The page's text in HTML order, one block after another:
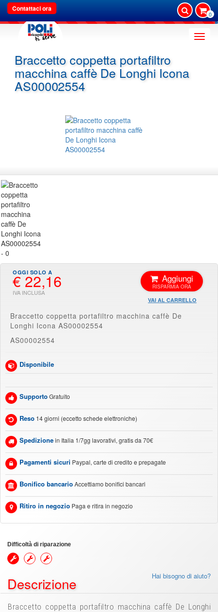
Contattaci ora
0
Toggle
Braccetto coppetta portafiltro
macchina caffè De Longhi Icona
AS00002554
€ 22,16 Aggiungi
VAI AL CARRELLO
Braccetto coppetta portafiltro macchina caffè De
Longhi Icona AS00002554
AS00002554
Disponibile
SupportoGratuito
Reso 14 giorni (eccetto schede elettroniche)
Spedizionein Italia 1/7gg lavorativi, gratis da 70€
Pagamenti sicuri Paypal, carte di credito e prepagate
Bonifico bancarioAccettiamo bonifici bancari
Ritiro in negozio Paga e ritira in negozio
Difficoltà di riparazione
Hai bisogno di aiuto?
Descrizione
Braccetto coppetta portafiltro macchina caffè De Longhi